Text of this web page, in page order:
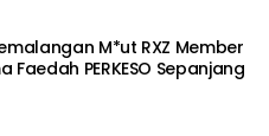
M*ut RXZ Member
Faedah PERKESO Sepanjang